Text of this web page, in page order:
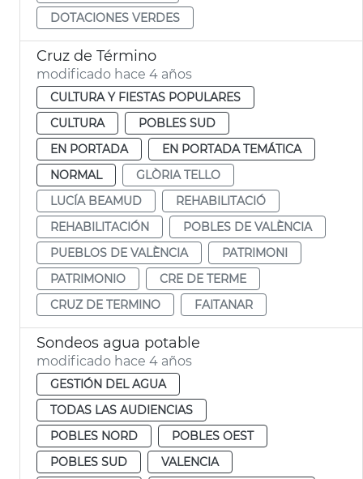
DOTACIONES VERDES
Cruz de Término
modificado hace 4 años
CULTURA Y FIESTAS POPULARES
CULTURA
POBLES SUD
EN PORTADA
EN PORTADA TEMÁTICA
NORMAL
GLÒRIA TELLO
LUCÍA BEAMUD
REHABILITACIÓ
REHABILITACIÓN
POBLES DE VALÈNCIA
PUEBLOS DE VALÈNCIA
PATRIMONI
PATRIMONIO
CRE DE TERME
CRUZ DE TERMINO
FAITANAR
Sondeos agua potable
modificado hace 4 años
GESTIÓN DEL AGUA
TODAS LAS AUDIENCIAS
POBLES NORD
POBLES OEST
POBLES SUD
VALENCIA